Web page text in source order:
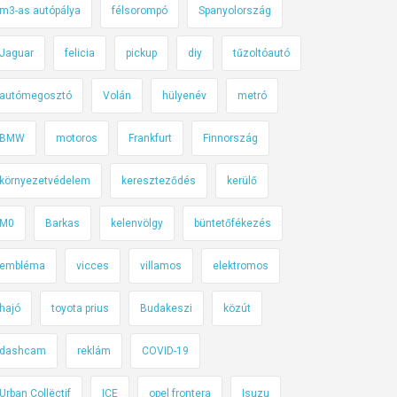
m3-as autópálya félsorompó Spanyolország
Jaguar felicia pickup diy tűzoltóautó
autómegosztó Volán hülyenév metró
BMW motoros Frankfurt Finnország
környezetvédelem kereszteződés kerülő
M0 Barkas kelenvölgy büntetőfékezés
embléma vicces villamos elektromos
hajó toyota prius Budakeszi közút
dashcam reklám COVID-19
Urban Collëctif ICE opel frontera Isuzu